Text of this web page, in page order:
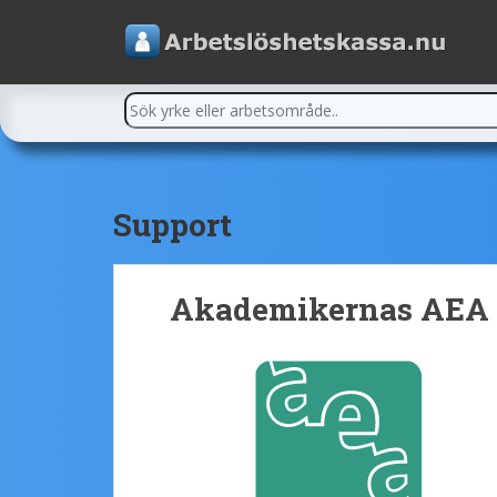
Support
Akademikernas AEA